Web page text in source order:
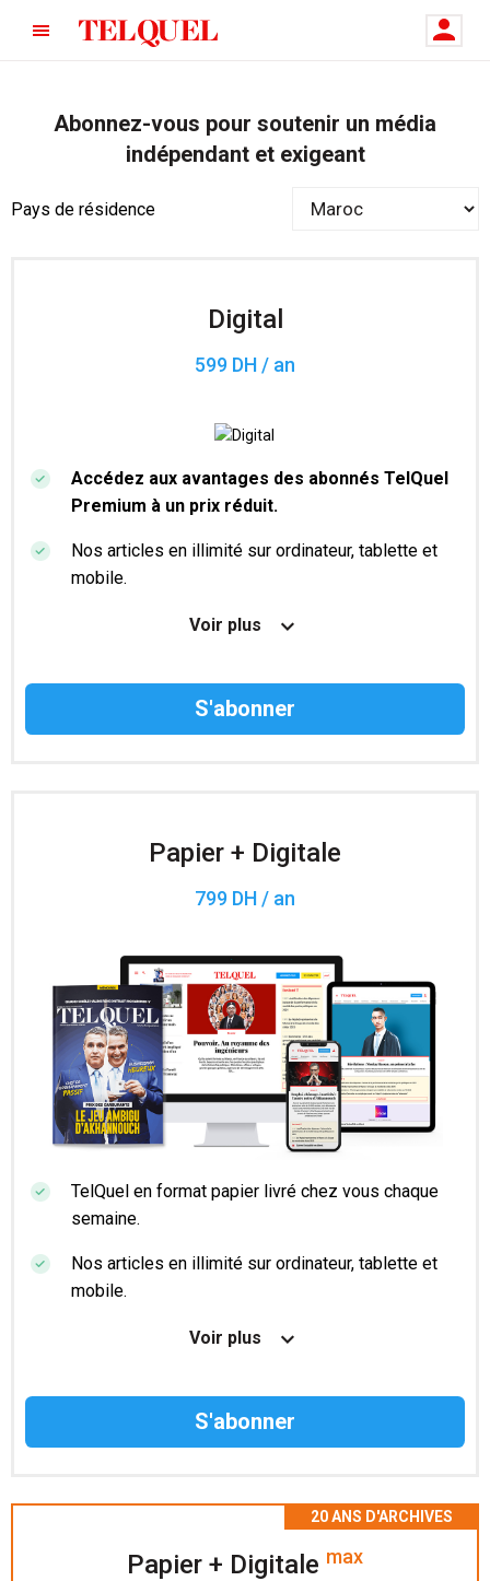
Abonnez-vous pour soutenir un média
indépendant et exigeant
Pays de résidence
Digital
599 DH / an
Accédez aux avantages des abonnés TelQuel
Premium à un prix réduit.
Nos articles en illimité sur ordinateur, tablette et
mobile.
Le magazine TelQuel en numérique avant la sortie
Des informations confidentielles résérvées aux
Voir plus
Papier + Digitale
799 DH / an
TelQuel en format papier livré chez vous chaque
semaine.
Nos articles en illimité sur ordinateur, tablette et
mobile.
Le magazine TelQuel en numérique avant la sortie
Voir plus
Papier + Digitale max